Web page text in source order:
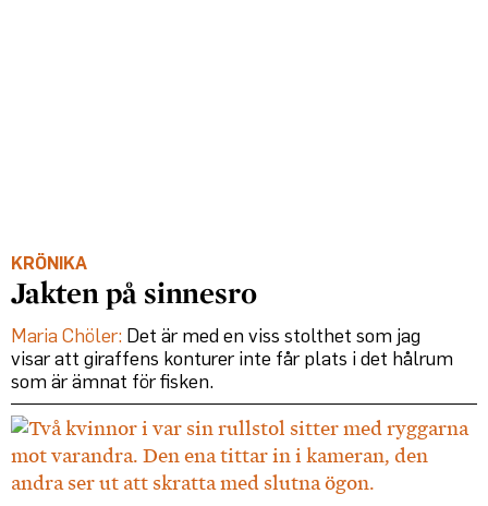
KRÖNIKA
Jakten på sinnesro
Maria Chöler: Det är med en viss stolthet som jag
visar att giraffens konturer inte får plats i det hålrum
som är ämnat för fisken.